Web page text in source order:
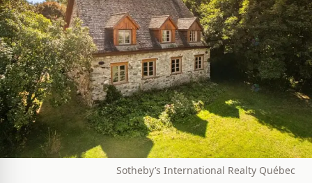
Sotheby’s International Realty Québec